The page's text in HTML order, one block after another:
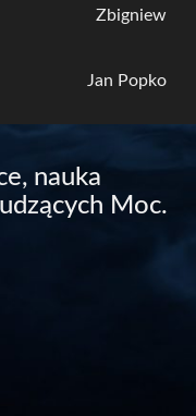
Zbigniew
Jan Popko
nauka
Moc.